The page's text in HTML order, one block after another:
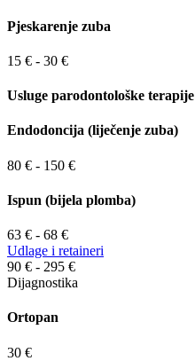
Pjeskarenje zuba
15 € - 30 €
Usluge parodontološke terapije
Endodoncija (liječenje zuba)
80 € - 150 €
Ispun (bijela plomba)
63 € - 68 €
Udlage i retaineri
90 € - 295 €
Dijagnostika
Ortopan
30 €